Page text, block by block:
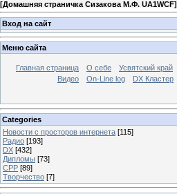
[Домашняя страничка Сизакова М.Ф. UA1WCF]
Вход на сайт
Меню сайта
Главная страница О себе Усвятский край
Видео
On-Line log DX Кластер
Categories
Новости с просторов интернета [115]
Радио [193]
DX [432]
Дипломы [73]
СРР [89]
Творчество [7]